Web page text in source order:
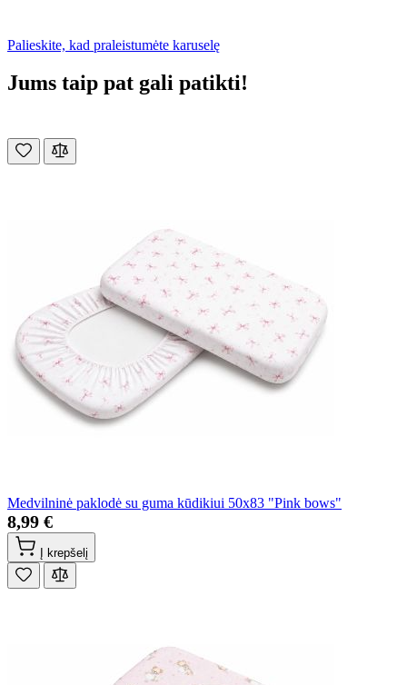
Palieskite, kad praleistumėte karuselę
Jums taip pat gali patikti!
Medvilninė paklodė su guma kūdikiui 50x83 "Pink bows"
8,99 €
Į krepšelį